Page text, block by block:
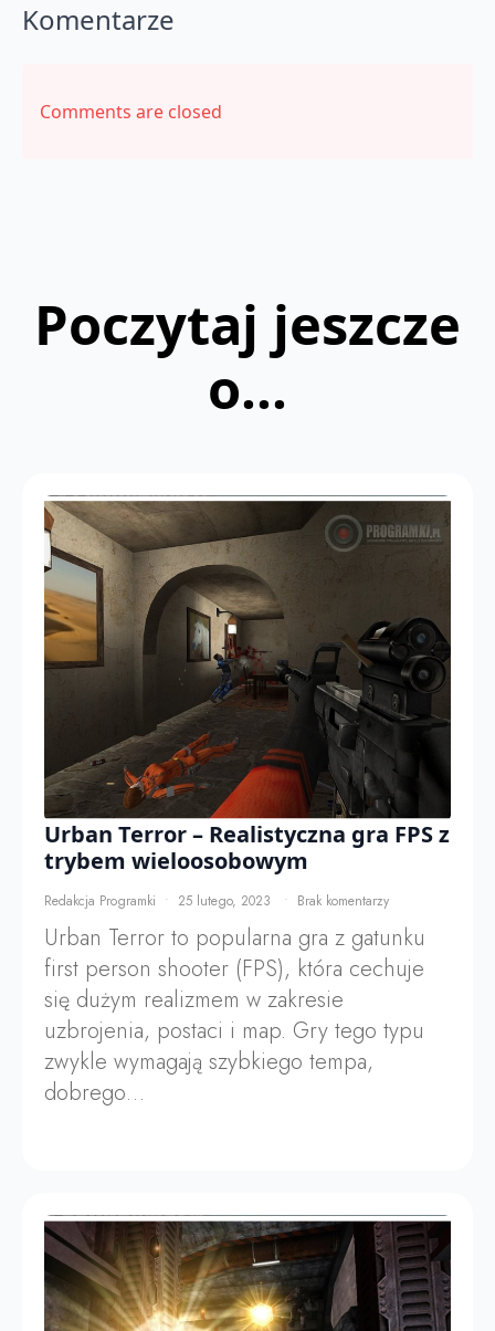
Komentarze
Comments are closed
Poczytaj jeszcze
o...
Urban Terror – Realistyczna gra FPS z
trybem wieloosobowym
Redakcja Programki 25 lutego, 2023 Brak komentarzy
Urban Terror to popularna gra z gatunku
first person shooter (FPS), która cechuje
się dużym realizmem w zakresie
uzbrojenia, postaci i map. Gry tego typu
zwykle wymagają szybkiego tempa,
dobrego…